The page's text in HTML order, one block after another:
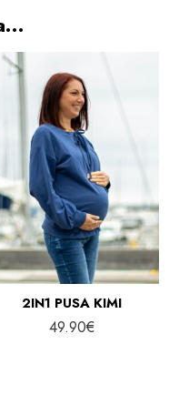
2IN1 PUSA KIMI
49.90€